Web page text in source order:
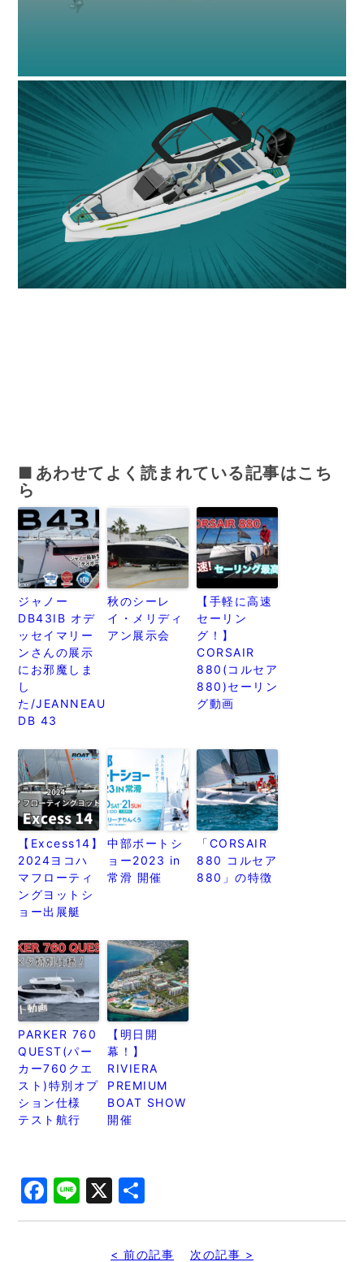
あわせてよく読まれている記事はこち
ら
ジャノー
DB43IB オデ
ッセイマリー
ンさんの展示
にお邪魔しま
し
た/JEANNEAU
DB 43
秋のシーレ
イ・メリディ
アン展示会
【手軽に高速
セーリン
グ！】
CORSAIR
880(コルセア
880)セーリン
グ動画
【Excess14】
2024ヨコハ
マフローティ
ングヨットシ
ョー出展艇
中部ボートシ
ョー2023 in
常滑 開催
「CORSAIR
880 コルセア
880」の特徴
PARKER 760
QUEST(パー
カー760クエ
スト)特別オプ
ション仕様
テスト航行
【明日開
幕！】
RIVIERA
PREMIUM
BOAT SHOW
開催
Facebook
Line
X
有
< 前の記事 次の記事 >